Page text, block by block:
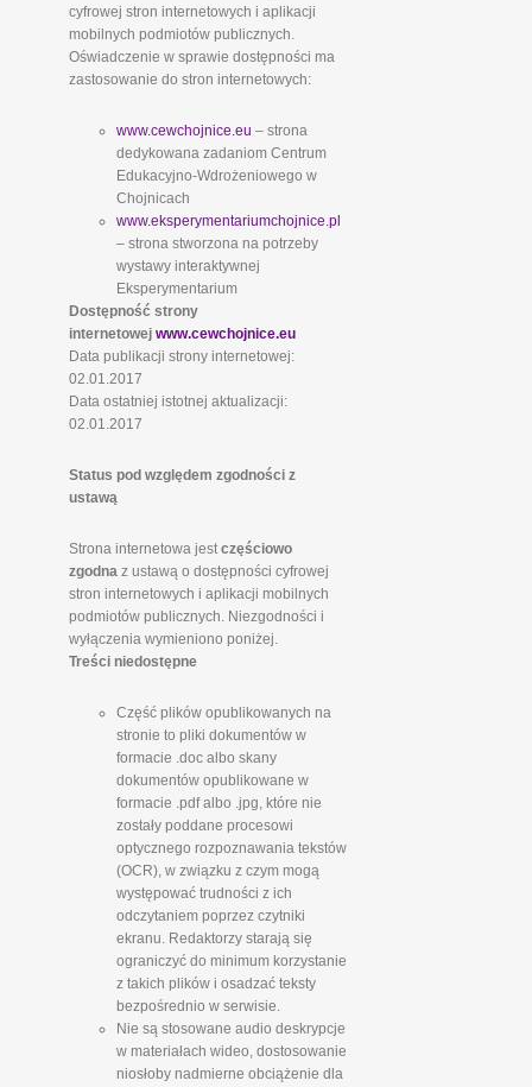
cyfrowej stron internetowych i aplikacji
mobilnych podmiotów publicznych.
Oświadczenie w sprawie dostępności ma
zastosowanie do stron internetowych:
www.cewchojnice.eu – strona
dedykowana zadaniom Centrum
Edukacyjno-Wdrożeniowego w
Chojnicach
www.eksperymentariumchojnice.pl
– strona stworzona na potrzeby
wystawy interaktywnej
Eksperymentarium
Dostępność strony
internetowej www.cewchojnice.eu
Data publikacji strony internetowej:
02.01.2017
Data ostatniej istotnej aktualizacji:
02.01.2017
Status pod względem zgodności z
ustawą
Strona internetowa jestczęściowo
zgodnaz ustawą o dostępności cyfrowej
stron internetowych i aplikacji mobilnych
podmiotów publicznych. Niezgodności i
wyłączenia wymieniono poniżej.
Treści niedostępne
Część plików opublikowanych na
stronie to pliki dokumentów w
formacie .doc albo skany
dokumentów opublikowane w
formacie .pdf albo .jpg, które nie
zostały poddane procesowi
optycznego rozpoznawania tekstów
(OCR), w związku z czym mogą
występować trudności z ich
odczytaniem poprzez czytniki
ekranu. Redaktorzy starają się
ograniczyć do minimum korzystanie
z takich plików i osadzać teksty
bezpośrednio w serwisie.
Nie są stosowane audio deskrypcje
w materiałach wideo, dostosowanie
niosłoby nadmierne obciążenie dla